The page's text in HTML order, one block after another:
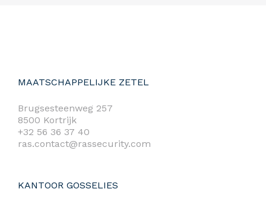
MAATSCHAPPELIJKE ZETEL
Brugsesteenweg 257
8500 Kortrijk
+32 56 36 37 40
ras.contact@rassecurity.com
KANTOOR GOSSELIES